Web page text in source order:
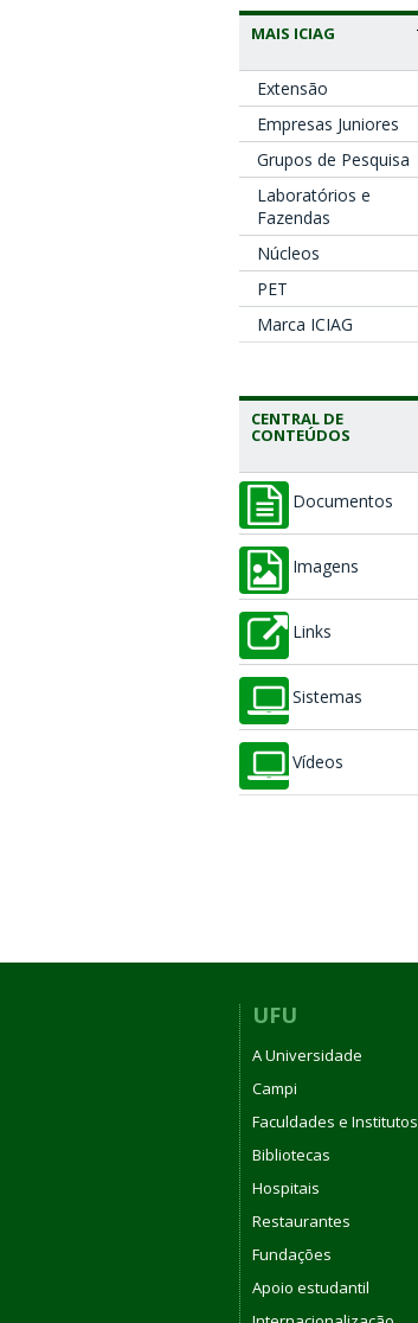
MAIS ICIAG
Extensão
Empresas Juniores
Grupos de Pesquisa
Laboratórios e
Fazendas
Núcleos
PET
Marca ICIAG
CENTRAL DE
CONTEÚDOS
Documentos
Imagens
Links
Sistemas
Vídeos
UFU
A Universidade
Campi
Faculdades e Institutos
Bibliotecas
Hospitais
Restaurantes
Fundações
Apoio estudantil